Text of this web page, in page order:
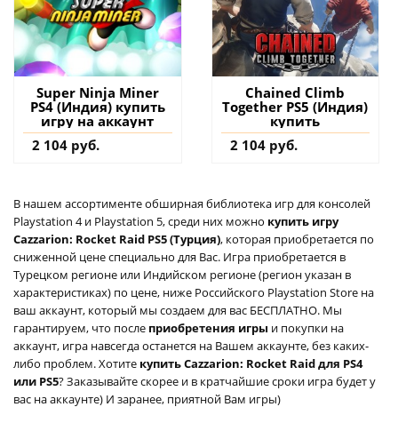
Super Ninja Miner
PS4 (Индия) купить
игру на аккаунт
2 104 руб.
Chained Climb
Together PS5 (Индия)
купить
2 104 руб.
В нашем ассортименте обширная библиотека игр для консолей
Playstation 4 и Playstation 5, среди них можно купить игру
Cazzarion: Rocket Raid PS5 (Турция), которая приобретается по
сниженной цене специально для Вас. Игра приобретается в
Турецком регионе или Индийском регионе (регион указан в
характеристиках) по цене, ниже Российского Playstation Store на
ваш аккаунт, который мы создаем для вас БЕСПЛАТНО. Мы
гарантируем, что после приобретения игры и покупки на
аккаунт, игра навсегда останется на Вашем аккаунте, без каких-
либо проблем. Хотите купить Cazzarion: Rocket Raid для PS4
или PS5? Заказывайте скорее и в кратчайшие сроки игра будет у
вас на аккаунте) И заранее, приятной Вам игры)